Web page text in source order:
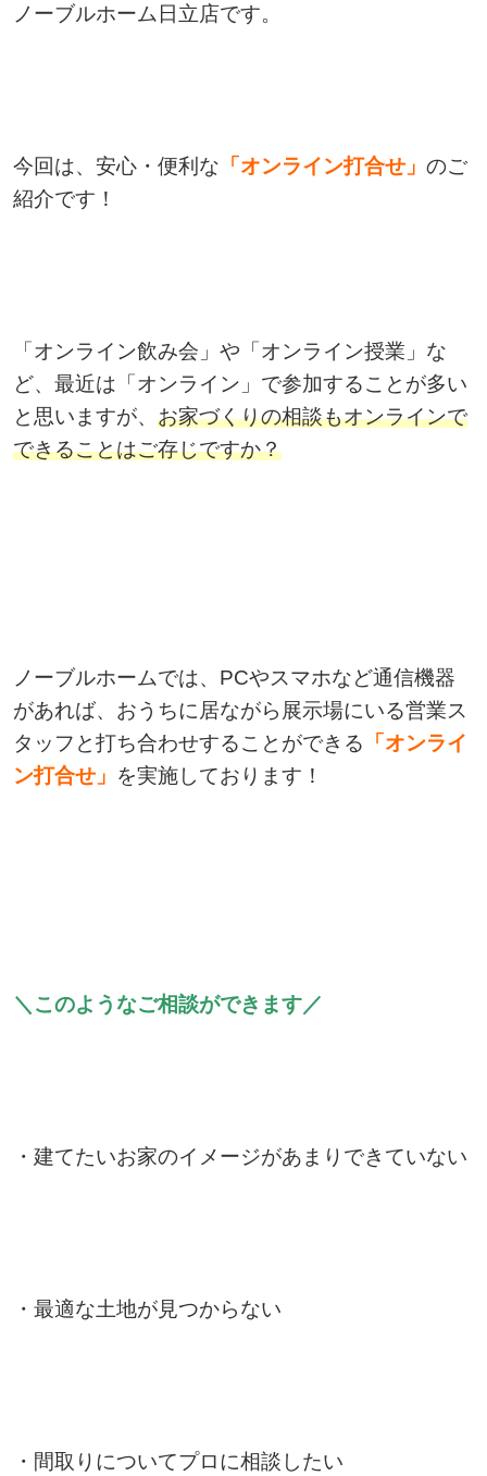
ノーブルホーム日立店です。
今回は、安心・便利な 「オンライン打合せ」 のご
紹介です！
「オンライン飲み会」や「オンライン授業」な
ど、最近は「オンライン」で参加することが多い
と思いますが、 お家づくりの相談もオンラインで
できることはご存じですか？
ノーブルホームでは、PCやスマホなど通信機器
があれば、おうちに居ながら展示場にいる営業ス
タッフと打ち合わせすることができる 「オンライ
ン打合せ」 を実施しております！
＼このようなご相談ができます／
・建てたいお家のイメージがあまりできていない
・最適な土地が見つからない
・間取りについてプロに相談したい